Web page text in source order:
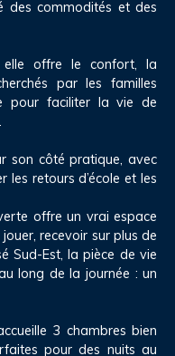
des commodités et des
elle offre le confort, la
par les familles
pour faciliter la vie de
son côté pratique, avec
les retours d’école et les
offre un vrai espace
recevoir sur plus de
Sud-Est, la pièce de vie
long de la journée : un
3 chambres bien
pour des nuits au